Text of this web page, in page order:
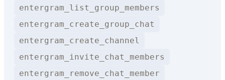
entergram_list_group_members
entergram_create_group_chat
entergram_create_channel
entergram_invite_chat_members
entergram_remove_chat_member